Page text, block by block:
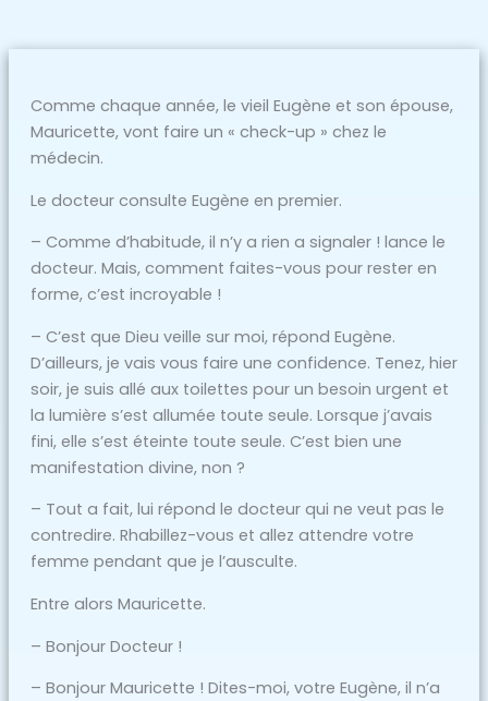
Comme chaque année, le vieil Eugène et son épouse,
Mauricette, vont faire un « check-up » chez le
médecin.
Le docteur consulte Eugène en premier.
– Comme d’habitude, il n’y a rien a signaler ! lance le
docteur. Mais, comment faites-vous pour rester en
forme, c’est incroyable !
– C’est que Dieu veille sur moi, répond Eugène.
D’ailleurs, je vais vous faire une confidence. Tenez, hier
soir, je suis allé aux toilettes pour un besoin urgent et
la lumière s’est allumée toute seule. Lorsque j’avais
fini, elle s’est éteinte toute seule. C’est bien une
manifestation divine, non ?
– Tout a fait, lui répond le docteur qui ne veut pas le
contredire. Rhabillez-vous et allez attendre votre
femme pendant que je l’ausculte.
Entre alors Mauricette.
– Bonjour Docteur !
– Bonjour Mauricette ! Dites-moi, votre Eugène, il n’a